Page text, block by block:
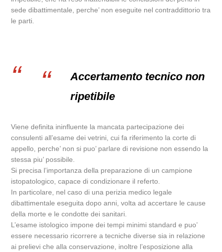
sede dibattimentale, perche’ non eseguite nel contraddittorio tra
le parti.
Accertamento tecnico non
ripetibile
Viene definita ininfluente la mancata partecipazione dei
consulenti all’esame dei vetrini, cui fa riferimento la corte di
appello, perche’ non si puo’ parlare di revisione non essendo la
stessa piu’ possibile.
Si precisa l’importanza della preparazione di un campione
istopatologico, capace di condizionare il referto.
In particolare, nel caso di una perizia medico legale
dibattimentale eseguita dopo anni, volta ad accertare le cause
della morte e le condotte dei sanitari.
L’esame istologico impone dei tempi minimi standard e puo’
essere necessario ricorrere a tecniche diverse sia in relazione
ai prelievi che alla conservazione, inoltre l’esposizione alla